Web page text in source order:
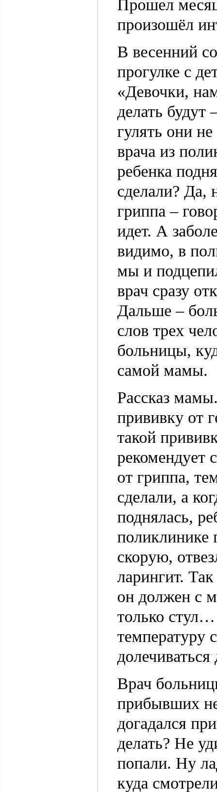
Прошел
произошёл
В весенний
прогулке с
«Девочки,
делать
гулять они
врача из
ребенка
сделали? Да,
гриппа –
идет. А
видимо, в
мы и
врач сразу
Дальше –
слов трех
больницы,
самой мамы.
Рассказ
прививку от
такой
рекомендует
от гриппа,
сделали, а
поднялась,
поликлинике
скорую,
ларингит.
он должен с
только
температуру
Врач
прибывших
догадался
делать? Не
попали. Ну
куда